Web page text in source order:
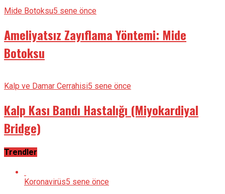
Mide Botoksu5 sene önce
Ameliyatsız Zayıflama Yöntemi: Mide
Botoksu
Kalp ve Damar Cerrahisi5 sene önce
Kalp Kası Bandı Hastalığı (Miyokardiyal
Bridge)
Trendler
Koronavirüs5 sene önce